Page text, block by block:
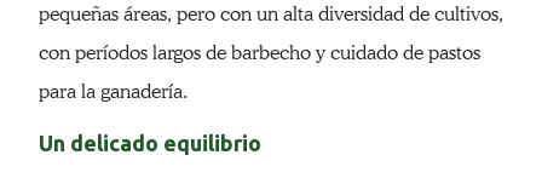
pequeñas áreas, pero con un alta diversidad de cultivos,
con períodos largos de barbecho y cuidado de pastos
para la ganadería.
Un delicado equilibrio